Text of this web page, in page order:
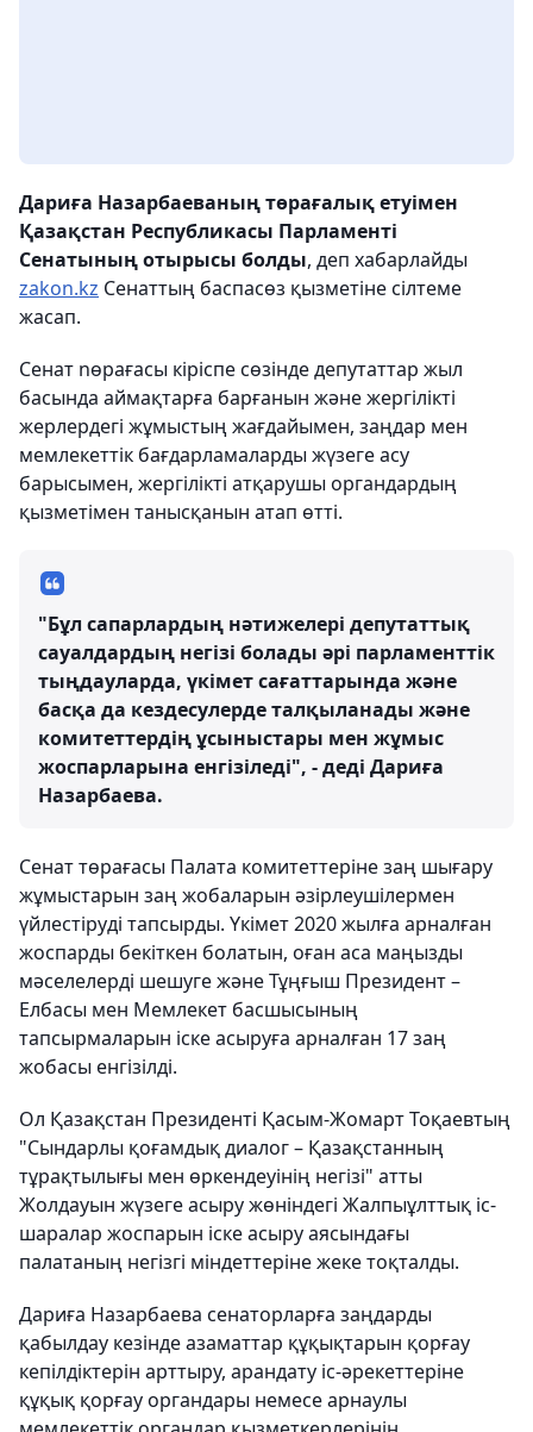
Дариға Назарбаеваның төрағалық етуімен
Қазақстан Республикасы Парламенті
Сенатының отырысы болды, деп хабарлайды
zakon.kz Сенаттың баспасөз қызметіне сілтеме
жасап.
Сенат nөрағасы кіріспе сөзінде депутаттар жыл
басында аймақтарға барғанын және жергілікті
жерлердегі жұмыстың жағдайымен, заңдар мен
мемлекеттік бағдарламаларды жүзеге асу
барысымен, жергілікті атқарушы органдардың
қызметімен танысқанын атап өтті.
"Бұл сапарлардың нәтижелері депутаттық
сауалдардың негізі болады әрі парламенттік
тыңдауларда, үкімет сағаттарында және
басқа да кездесулерде талқыланады және
комитеттердің ұсыныстары мен жұмыс
жоспарларына енгізіледі", - деді Дариға
Назарбаева.
Сенат төрағасы Палата комитеттеріне заң шығару
жұмыстарын заң жобаларын әзірлеушілермен
үйлестіруді тапсырды. Үкімет 2020 жылға арналған
жоспарды бекіткен болатын, оған аса маңызды
мәселелерді шешуге және Тұңғыш Президент –
Елбасы мен Мемлекет басшысының
тапсырмаларын іске асыруға арналған 17 заң
жобасы енгізілді.
Ол Қазақстан Президенті Қасым-Жомарт Тоқаевтың
"Сындарлы қоғамдық диалог – Қазақстанның
тұрақтылығы мен өркендеуінің негізі" атты
Жолдауын жүзеге асыру жөніндегі Жалпыұлттық іс-
шаралар жоспарын іске асыру аясындағы
палатаның негізгі міндеттеріне жеке тоқталды.
Дариға Назарбаева сенаторларға заңдарды
қабылдау кезінде азаматтар құқықтарын қорғау
кепілдіктерін арттыру, арандату іс-әрекеттеріне
құқық қорғау органдары немесе арнаулы